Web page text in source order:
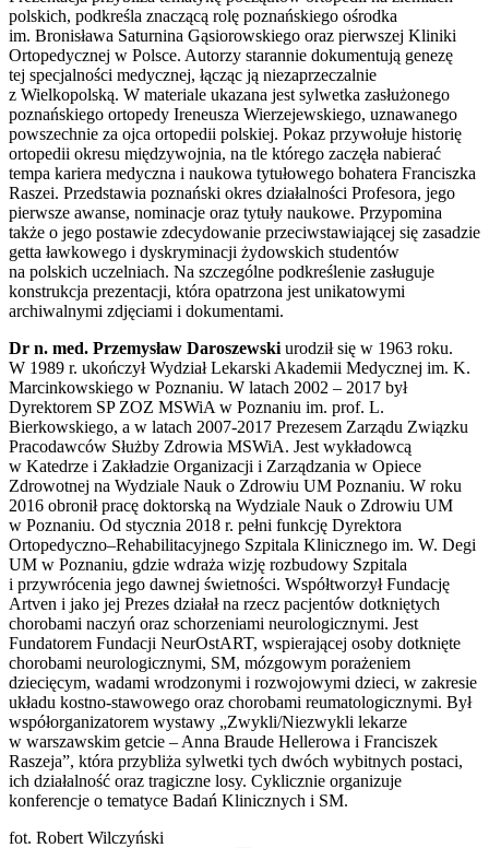
polskich, podkreśla znaczącą rolę poznańskiego ośrodka
im. Bronisława Saturnina Gąsiorowskiego oraz pierwszej Kliniki
Ortopedycznej w Polsce. Autorzy starannie dokumentują genezę
tej specjalności medycznej, łącząc ją niezaprzeczalnie
z Wielkopolską. W materiale ukazana jest sylwetka zasłużonego
poznańskiego ortopedy Ireneusza Wierzejewskiego, uznawanego
powszechnie za ojca ortopedii polskiej. Pokaz przywołuje historię
ortopedii okresu międzywojnia, na tle którego zaczęła nabierać
tempa kariera medyczna i naukowa tytułowego bohatera Franciszka
Raszei. Przedstawia poznański okres działalności Profesora, jego
pierwsze awanse, nominacje oraz tytuły naukowe. Przypomina
także o jego postawie zdecydowanie przeciwstawiającej się zasadzie
getta ławkowego i dyskryminacji żydowskich studentów
na polskich uczelniach. Na szczególne podkreślenie zasługuje
konstrukcja prezentacji, która opatrzona jest unikatowymi
archiwalnymi zdjęciami i dokumentami.
Dr n. med. Przemysław Daroszewski urodził się w 1963 roku.
W 1989 r. ukończył Wydział Lekarski Akademii Medycznej im. K.
Marcinkowskiego w Poznaniu. W latach 2002 – 2017 był
Dyrektorem SP ZOZ MSWiA w Poznaniu im. prof. L.
Bierkowskiego, a w latach 2007-2017 Prezesem Zarządu Związku
Pracodawców Służby Zdrowia MSWiA. Jest wykładowcą
w Katedrze i Zakładzie Organizacji i Zarządzania w Opiece
Zdrowotnej na Wydziale Nauk o Zdrowiu UM Poznaniu. W roku
2016 obronił pracę doktorską na Wydziale Nauk o Zdrowiu UM
w Poznaniu. Od stycznia 2018 r. pełni funkcję Dyrektora
Ortopedyczno–Rehabilitacyjnego Szpitala Klinicznego im. W. Degi
UM w Poznaniu, gdzie wdraża wizję rozbudowy Szpitala
i przywrócenia jego dawnej świetności. Współtworzył Fundację
Artven i jako jej Prezes działał na rzecz pacjentów dotkniętych
chorobami naczyń oraz schorzeniami neurologicznymi. Jest
Fundatorem Fundacji NeurOstART, wspierającej osoby dotknięte
chorobami neurologicznymi, SM, mózgowym porażeniem
dziecięcym, wadami wrodzonymi i rozwojowymi dzieci, w zakresie
układu kostno-stawowego oraz chorobami reumatologicznymi. Był
współorganizatorem wystawy „Zwykli/Niezwykli lekarze
w warszawskim getcie – Anna Braude Hellerowa i Franciszek
Raszeja”, która przybliża sylwetki tych dwóch wybitnych postaci,
ich działalność oraz tragiczne losy. Cyklicznie organizuje
konferencje o tematyce Badań Klinicznych i SM.
fot. Robert Wilczyński